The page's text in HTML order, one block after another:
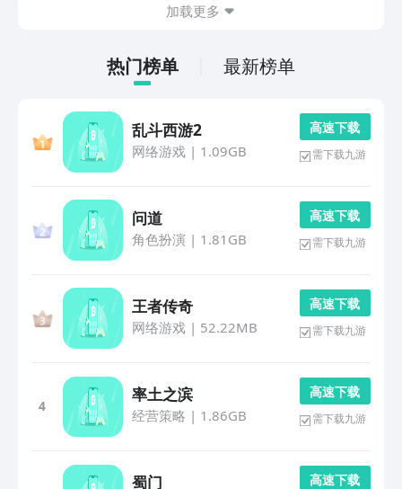
加载更多
热门榜单 最新榜单
乱斗西游2
网络游戏| 1.09GB
高 速 下 载
需下载九游
问道
角色扮演 | 1.81GB
高 速 下 载
需下载九游
王者传奇
网络游戏| 52.22MB
高 速 下 载
需下载九游
4
率土之滨
经营策略 | 1.86GB
高 速 下 载
需下载九游
蜀门 高 速 下 载